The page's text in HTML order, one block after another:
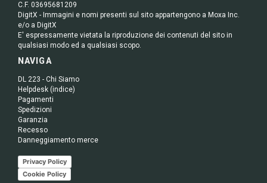
C.F. 03695681209
DigitX - Immagini e nomi presenti sul sito appartengono a Moxa Inc.
e/o a DigitX
E' espressamente vietata la riproduzione dei contenuti del sito in
qualsiasi modo ed a qualsiasi scopo.
NAVIGA
DL 223 - Chi Siamo
Helpdesk (indice)
Pagamenti
Spedizioni
Garanzia
Recesso
Danneggiamento merce
Privacy Policy
Cookie Policy